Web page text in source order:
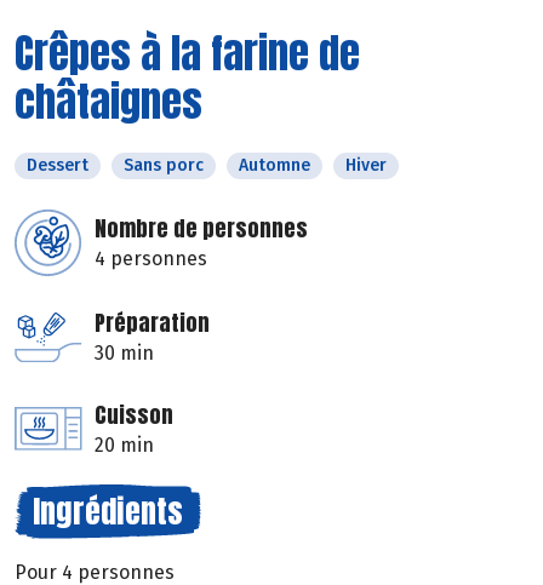
Crêpes à la farine de
châtaignes
Dessert Sans porc Automne Hiver
Nombre de personnes
4 personnes
Préparation
30 min
Cuisson
20 min
Ingrédients
Pour 4 personnes